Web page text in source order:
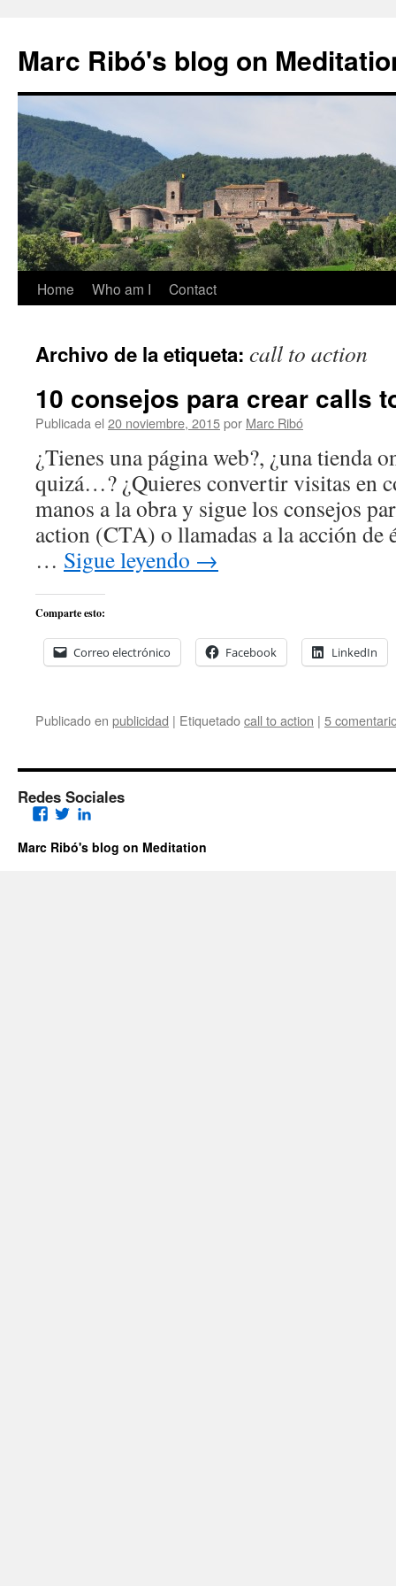
Marc Ribó's blog on
Saltar
contenido
Home Who am I Contact
Archivo de la etiqueta: call to action
10 consejos para crear calls
Publicada el 20 noviembre, 2015por Marc Ribó
¿Tienes una página web?, ¿una tienda
quizá…? ¿Quieres convertir visitas en
manos a la obra y sigue los consejos
action (CTA) o llamadas a la acción de
… Sigue leyendo →
Comparte esto:
Correo electrónico Facebook LinkedIn
Publicado en publicidad | Etiquetadocall to action | 5
Redes Sociales
Facebook
Twitter
Marc Ribó's blog on Meditation